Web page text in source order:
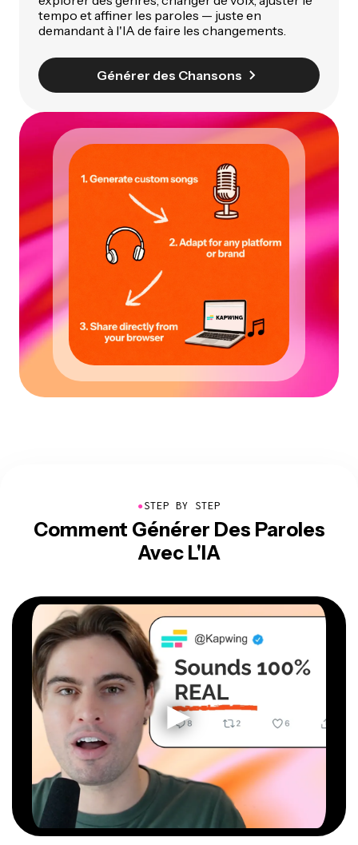
tempo et affiner les paroles — juste en
demandant à l'IA de faire les changements.
Générer des Chansons
●STEP BY STEP
Comment Générer Des Paroles
Avec L'IA